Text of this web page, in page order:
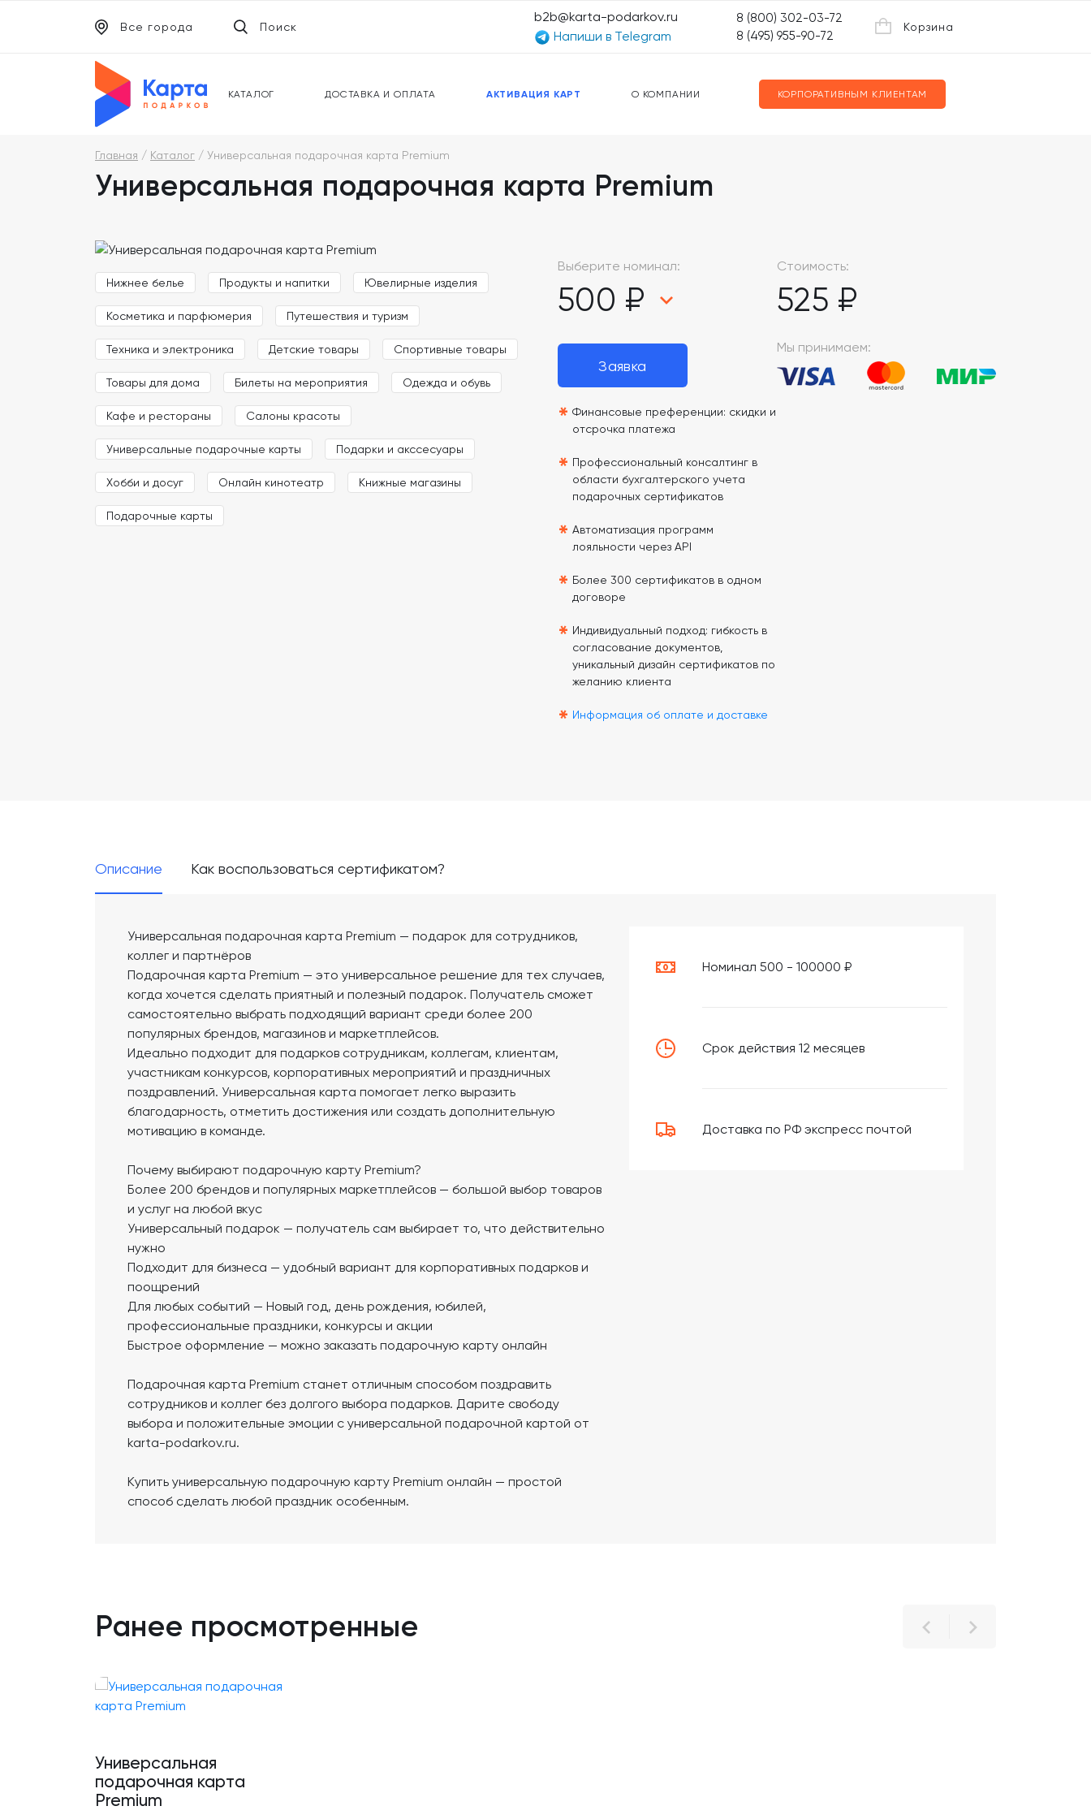
КАТАЛОГ ДОСТАВКА И ОПЛАТА АКТИВАЦИЯ КАРТ О КОМПАНИИ КОРПОРАТИВНЫМ КЛИЕНТАМ
Все города Поиск
b2b@karta-podarkov.ru
Напиши в Telegram
8 (800) 302-03-72
8 (495) 955-90-72
Корзина
ПОДАРОЧНЫЕ КАРТЫ
ПРЕДОПЛАЧЕННЫЕ КАРТЫ
Главная Каталог Универсальная подарочная карта Premium
Универсальная подарочная карта Premium
Нижнее белье Продукты и напитки Ювелирные изделия
Косметика и парфюмерия Путешествия и туризм
Техника и электроника Детские товары Спортивные товары
Товары для дома Билеты на мероприятия Одежда и обувь
Кафе и рестораны Салоны красоты
Универсальные подарочные карты Подарки и акссесуары
Хобби и досуг Онлайн кинотеатр Книжные магазины
Подарочные карты
Выберите номинал:
500 ₽
Стоимость:
525 ₽
Заявка
* Финансовые преференции: скидки и
отсрочка платежа
* Профессиональный консалтинг в
области бухгалтерского учета
подарочных сертификатов
* Автоматизация программ
лояльности через API
* Более 300 сертификатов в одном
договоре
* Индивидуальный подход: гибкость в
согласование документов,
уникальный дизайн сертификатов по
желанию клиента
* Информация об оплате и доставке
Мы принимаем:
Описание Как воспользоваться сертификатом?
Номинал 500 - 100000 ₽
Срок действия 12 месяцев
Доставка по РФ экспресс почтой
Универсальная подарочная карта Premium — подарок для сотрудников,
коллег и партнёров
Подарочная карта Premium — это универсальное решение для тех случаев,
когда хочется сделать приятный и полезный подарок. Получатель сможет
самостоятельно выбрать подходящий вариант среди более 200
популярных брендов, магазинов и маркетплейсов.
Идеально подходит для подарков сотрудникам, коллегам, клиентам,
участникам конкурсов, корпоративных мероприятий и праздничных
поздравлений. Универсальная карта помогает легко выразить
благодарность, отметить достижения или создать дополнительную
мотивацию в команде.
Почему выбирают подарочную карту Premium?
Более 200 брендов и популярных маркетплейсов — большой выбор товаров
и услуг на любой вкус
Универсальный подарок — получатель сам выбирает то, что действительно
нужно
Подходит для бизнеса — удобный вариант для корпоративных подарков и
поощрений
Для любых событий — Новый год, день рождения, юбилей,
профессиональные праздники, конкурсы и акции
Быстрое оформление — можно заказать подарочную карту онлайн
Подарочная карта Premium станет отличным способом поздравить
сотрудников и коллег без долгого выбора подарков. Дарите свободу
выбора и положительные эмоции с универсальной подарочной картой от
karta-podarkov.ru.
Купить универсальную подарочную карту Premium онлайн — простой
способ сделать любой праздник особенным.
Ранее просмотренные
Универсальная
подарочная карта
Premium